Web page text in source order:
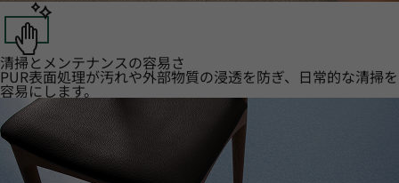
清掃とメンテナンスの容易さ
PUR表面処理が汚れや外部物質の浸透を防ぎ、日常的な清掃を
容易にします。